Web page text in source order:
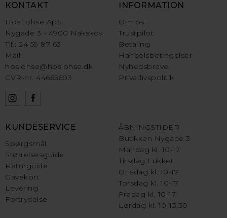
KONTAKT
HosLohse ApS
Nygade 3 - 4900 Nakskov
Tlf.: 24 59 87 63
Mail:
hoslohse@hoslohse.dk
CVR-nr. 44665603
INFORMATION
Om os
Trustpilot
Betaling
Handelsbetingelser
Nyhedsbreve
Privatlivspolitik
KUNDESERVICE
Spørgsmål
Størrelsesguide
Returguide
Gavekort
Levering
Fortrydelse
ÅBNINGSTIDER
Butikken Nygade 3
Mandag kl. 10-17
Tirsdag Lukket
Onsdag kl. 10-17
Torsdag kl. 10-17
Fredag kl. 10-17
Lørdag kl. 10-13.30